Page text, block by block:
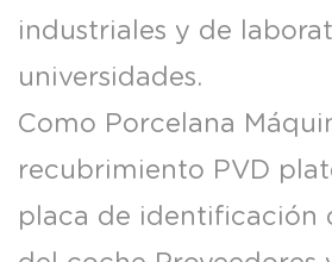
industriales y de
universidades.
Como Porcelana
recubrimiento PVD
placa de identificación